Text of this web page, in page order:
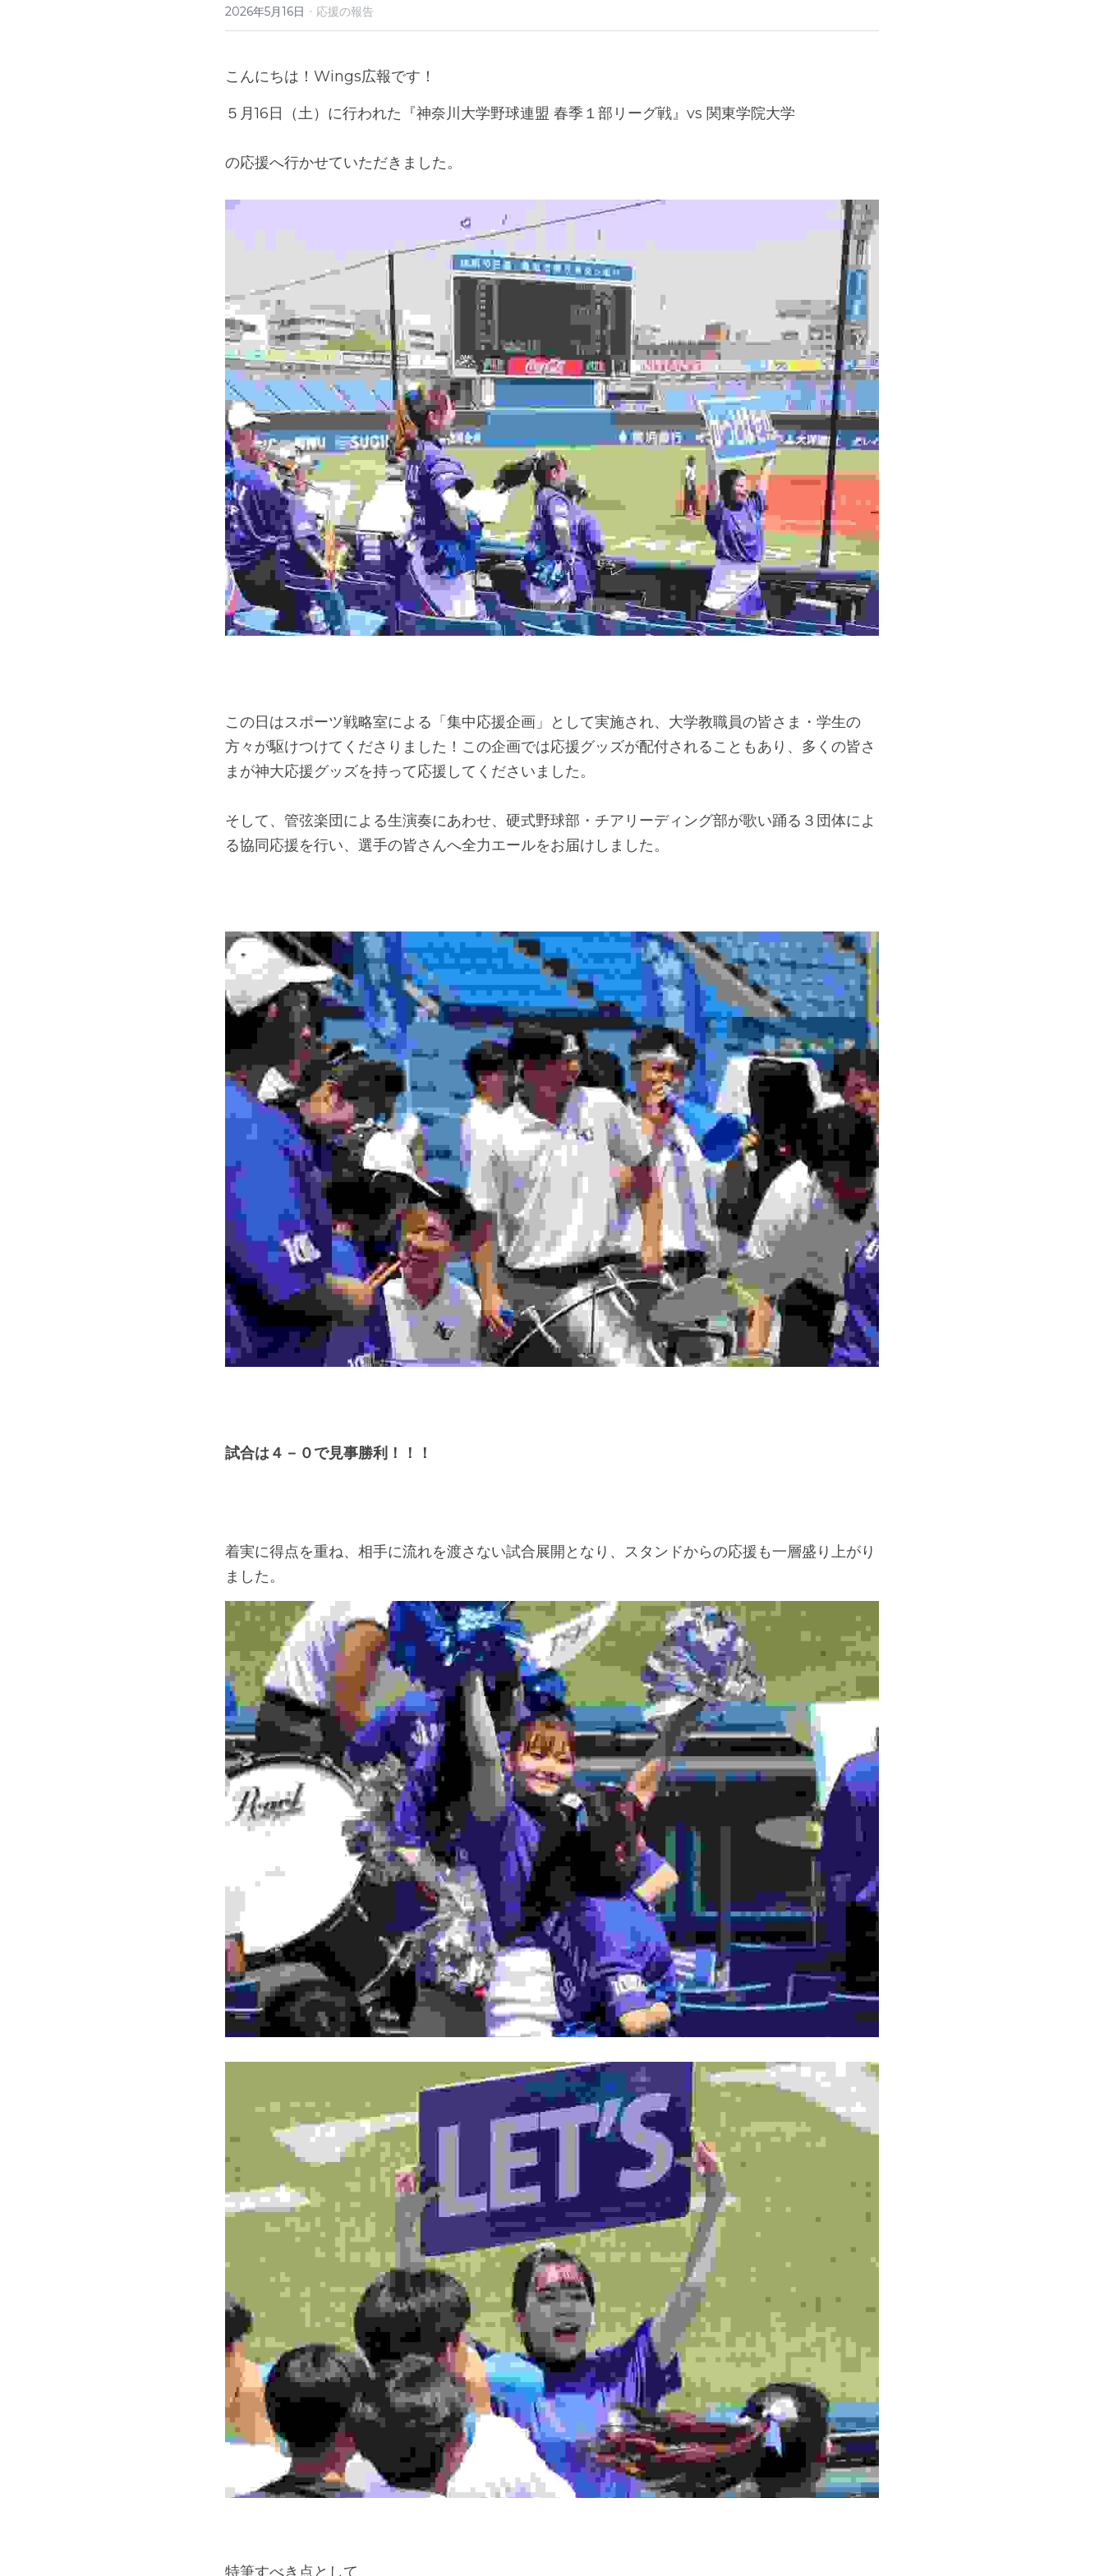
2026年5月16日 · 応援の報告
こんにちは！Wings広報です！
５月16日（土）に行われた『神奈川大学野球連盟 春季１部リーグ戦』vs 関東学院大学
の応援へ行かせていただきました。
この日はスポーツ戦略室による「集中応援企画」として実施され、大学教職員の皆さま・学生の
方々が駆けつけてくださりました！この企画では応援グッズが配付されることもあり、多くの皆さ
まが神大応援グッズを持って応援してくださいました。
そして、管弦楽団による生演奏にあわせ、硬式野球部・チアリーディング部が歌い踊る３団体によ
る協同応援を行い、選手の皆さんへ全力エールをお届けしました。
試合は４－０で見事勝利！！！
着実に得点を重ね、相手に流れを渡さない試合展開となり、スタンドからの応援も一層盛り上がり
ました。
特筆すべき点として